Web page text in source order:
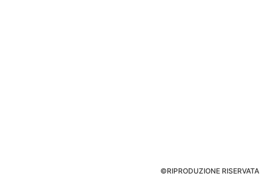
©RIPRODUZIONE RISERVATA